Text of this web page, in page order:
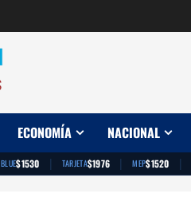
ECONOMÍA NACIONAL
BLUE$1530 | TARJETA$1976 | MEP$1520 |